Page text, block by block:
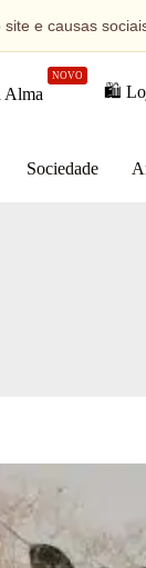
e causas
Alma
NOVO
🛍️
Sociedade